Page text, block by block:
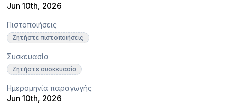
Jun 10th, 2026
Πιστοποιήσεις
Ζητήστε πιστοποιήσεις
Συσκευασία
Ζητήστε συσκευασία
Ημερομηνία παραγωγής
Jun 10th, 2026